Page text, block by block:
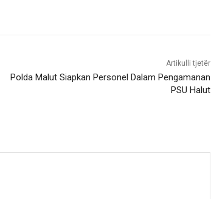
Artikulli tjetër
Polda Malut Siapkan Personel Dalam Pengamanan
PSU Halut